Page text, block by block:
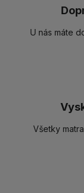
U nás máte
Všetky